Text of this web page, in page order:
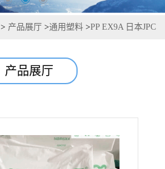
> 产品展厅 >通用塑料 >PP EX9A 日本JPC
产品展厅